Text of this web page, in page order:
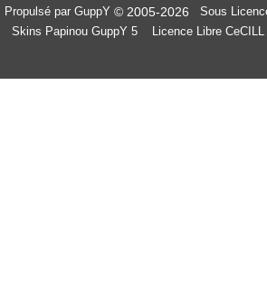
Propulsé par GuppY © 2005-2026
Sous
Skins Papinou GuppY 5
Licence Libre CeCILL